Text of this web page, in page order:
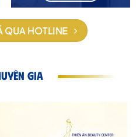
QUA HOTLINE
GIA